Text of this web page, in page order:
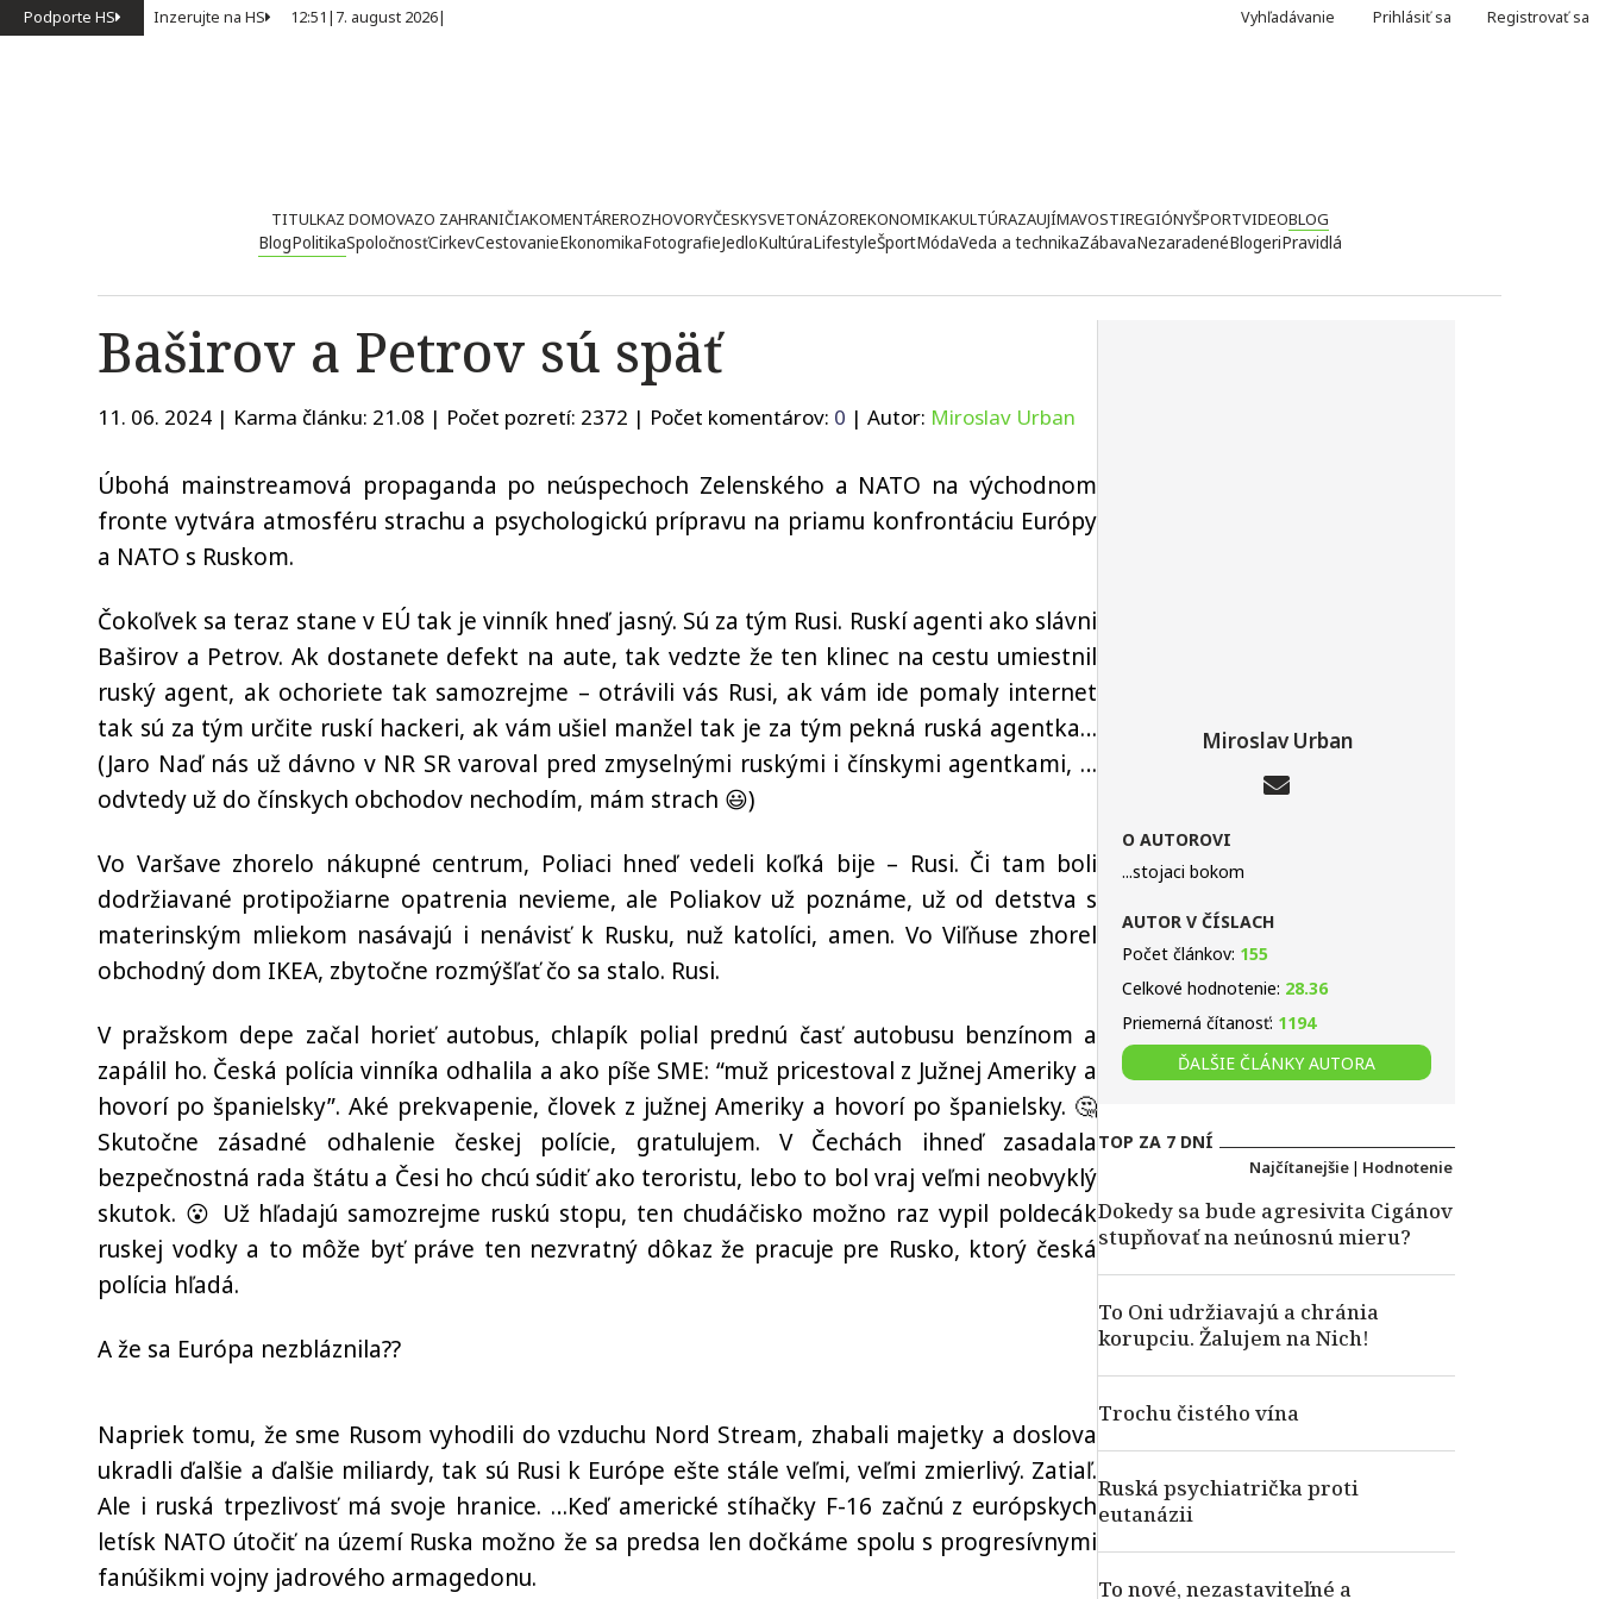
Podporte HS Inzerujte na HS 12:51 | 7. august 2026| Vyhľadávanie Prihlásiť sa Registrovať sa
TITULKAZ DOMOVAZO ZAHRANIČIAKOMENTÁREROZHOVORYČESKYSVETONÁZOREKONOMIKAKULTÚRAZAUJÍMAVOSTIREGIÓNYŠPORTVIDEOBLOG
BlogPolitikaSpoločnosťCirkevCestovanieEkonomikaFotografieJedloKultúraLifestyleŠportMódaVeda a technikaZábavaNezaradenéBlogeriPravidlá
Baširov a Petrov sú späť
11. 06. 2024 | Karma článku: 21.08 | Počet pozretí: 2372 | Počet komentárov: 0 | Autor: Miroslav Urban
Úbohá mainstreamová propaganda po neúspechoch Zelenského a NATO na východnom
fronte vytvára atmosféru strachu a psychologickú prípravu na priamu konfrontáciu Európy
a NATO s Ruskom.
Čokoľvek sa teraz stane v EÚ tak je vinník hneď jasný. Sú za tým Rusi. Ruskí agenti ako slávni
Baširov a Petrov. Ak dostanete defekt na aute, tak vedzte že ten klinec na cestu umiestnil
ruský agent, ak ochoriete tak samozrejme – otrávili vás Rusi, ak vám ide pomaly internet
tak sú za tým určite ruskí hackeri, ak vám ušiel manžel tak je za tým pekná ruská agentka…
(Jaro Naď nás už dávno v NR SR varoval pred zmyselnými ruskými i čínskymi agentkami, …
odvtedy už do čínskych obchodov nechodím, mám strach 😃)
Vo Varšave zhorelo nákupné centrum, Poliaci hneď vedeli koľká bije – Rusi. Či tam boli
dodržiavané protipožiarne opatrenia nevieme, ale Poliakov už poznáme, už od detstva s
materinským mliekom nasávajú i nenávisť k Rusku, nuž katolíci, amen. Vo Viľňuse zhorel
obchodný dom IKEA, zbytočne rozmýšľať čo sa stalo. Rusi.
V pražskom depe začal horieť autobus, chlapík polial prednú časť autobusu benzínom a
zapálil ho. Česká polícia vinníka odhalila a ako píše SME: “muž pricestoval z Južnej Ameriky a
hovorí po španielsky”. Aké prekvapenie, človek z južnej Ameriky a hovorí po španielsky. 🤔
Skutočne zásadné odhalenie českej polície, gratulujem. V Čechách ihneď zasadala
bezpečnostná rada štátu a Česi ho chcú súdiť ako teroristu, lebo to bol vraj veľmi neobvyklý
skutok. 😮 Už hľadajú samozrejme ruskú stopu, ten chudáčisko možno raz vypil poldecák
ruskej vodky a to môže byť práve ten nezvratný dôkaz že pracuje pre Rusko, ktorý česká
polícia hľadá.
A že sa Európa nezbláznila??
Napriek tomu, že sme Rusom vyhodili do vzduchu Nord Stream, zhabali majetky a doslova
ukradli ďalšie a ďalšie miliardy, tak sú Rusi k Európe ešte stále veľmi, veľmi zmierlivý. Zatiaľ.
Ale i ruská trpezlivosť má svoje hranice. …Keď americké stíhačky F-16 začnú z európskych
letísk NATO útočiť na území Ruska možno že sa predsa len dočkáme spolu s progresívnymi
fanúšikmi vojny jadrového armagedonu.
Miroslav Urban
O AUTOROVI
...stojaci bokom
AUTOR V ČÍSLACH
Počet článkov: 155
Celkové hodnotenie: 28.36
Priemerná čítanosť: 1194
ĎALŠIE ČLÁNKY AUTORA
TOP ZA 7 DNÍ
Najčítanejšie | Hodnotenie
Dokedy sa bude agresivita Cigánov
stupňovať na neúnosnú mieru?
To Oni udržiavajú a chránia
korupciu. Žalujem na Nich!
Trochu čistého vína
Ruská psychiatrička proti
eutanázii
To nové, nezastaviteľné a